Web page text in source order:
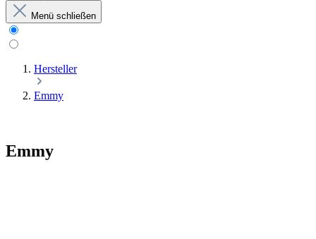
Menü schließen
Hersteller
Emmy
Emmy